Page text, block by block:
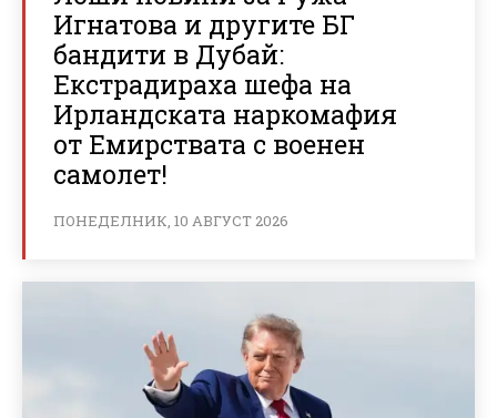
Игнатова и другите БГ
бандити в Дубай:
Екстрадираха шефа на
Ирландската наркомафия
от Емирствата с военен
самолет!
ПОНЕДЕЛНИК, 10 АВГУСТ 2026